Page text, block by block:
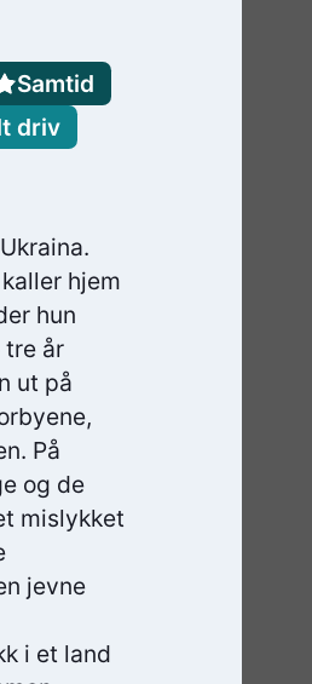
hjem
hun
tre år
ut på
På
og de
mislykket
jevne
i et land
Samtid
driv